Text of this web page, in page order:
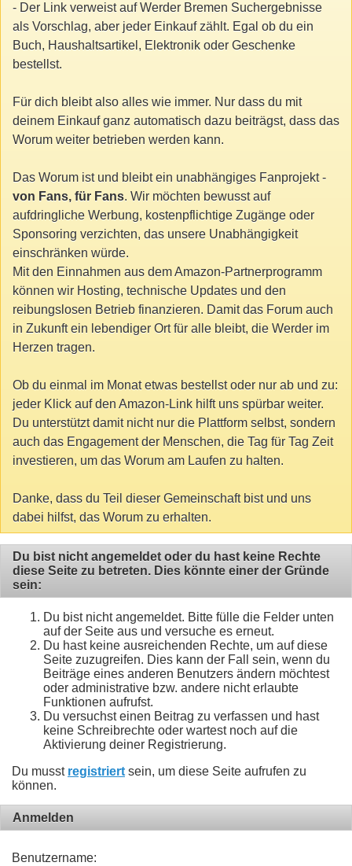
- Der Link verweist auf Werder Bremen Suchergebnisse
als Vorschlag, aber jeder Einkauf zählt. Egal ob du ein
Buch, Haushaltsartikel, Elektronik oder Geschenke
bestellst.
Für dich bleibt also alles wie immer. Nur dass du mit
deinem Einkauf ganz automatisch dazu beiträgst, dass das
Worum weiter betrieben werden kann.
Das Worum ist und bleibt ein unabhängiges Fanprojekt -
von Fans, für Fans. Wir möchten bewusst auf
aufdringliche Werbung, kostenpflichtige Zugänge oder
Sponsoring verzichten, das unsere Unabhängigkeit
einschränken würde.
Mit den Einnahmen aus dem Amazon-Partnerprogramm
können wir Hosting, technische Updates und den
reibungslosen Betrieb finanzieren. Damit das Forum auch
in Zukunft ein lebendiger Ort für alle bleibt, die Werder im
Herzen tragen.
Ob du einmal im Monat etwas bestellst oder nur ab und zu:
jeder Klick auf den Amazon-Link hilft uns spürbar weiter.
Du unterstützt damit nicht nur die Plattform selbst, sondern
auch das Engagement der Menschen, die Tag für Tag Zeit
investieren, um das Worum am Laufen zu halten.
Danke, dass du Teil dieser Gemeinschaft bist und uns
dabei hilfst, das Worum zu erhalten.
Du bist nicht angemeldet oder du hast keine Rechte
diese Seite zu betreten. Dies könnte einer der Gründe
sein:
Du bist nicht angemeldet. Bitte fülle die Felder unten
auf der Seite aus und versuche es erneut.
Du hast keine ausreichenden Rechte, um auf diese
Seite zuzugreifen. Dies kann der Fall sein, wenn du
Beiträge eines anderen Benutzers ändern möchtest
oder administrative bzw. andere nicht erlaubte
Funktionen aufrufst.
Du versuchst einen Beitrag zu verfassen und hast
keine Schreibrechte oder wartest noch auf die
Aktivierung deiner Registrierung.
Du musst registriert sein, um diese Seite aufrufen zu
können.
Anmelden
Benutzername: